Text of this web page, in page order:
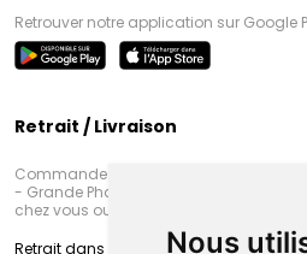
Nous
Retrouver notre application sur Google
Retrait / Livraison
Commandez en ligne et venez
- Grande Pharmacie d’Amiens
chez vous ou en point retrait
Retrait dans la pharmacie d’Amiens